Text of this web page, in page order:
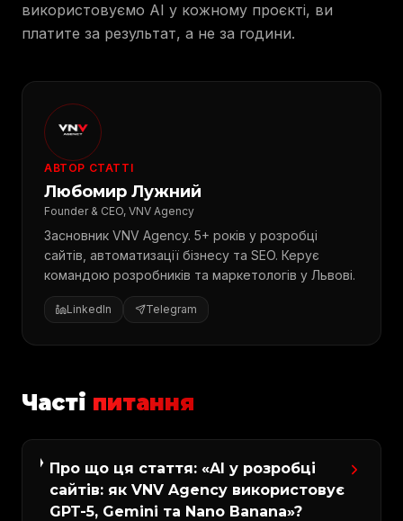
використовуємо AI у кожному проєкті, ви
платите за результат, а не за години.
АВТОР СТАТТІ
Любомир Лужний
Founder & CEO, VNV Agency
Засновник VNV Agency. 5+ років у розробці
сайтів, автоматизації бізнесу та SEO. Керує
командою розробників та маркетологів у Львові.
LinkedIn Telegram
Часті питання
Про що ця стаття: «AI у розробці
сайтів: як VNV Agency використовує
GPT-5, Gemini та Nano Banana»?